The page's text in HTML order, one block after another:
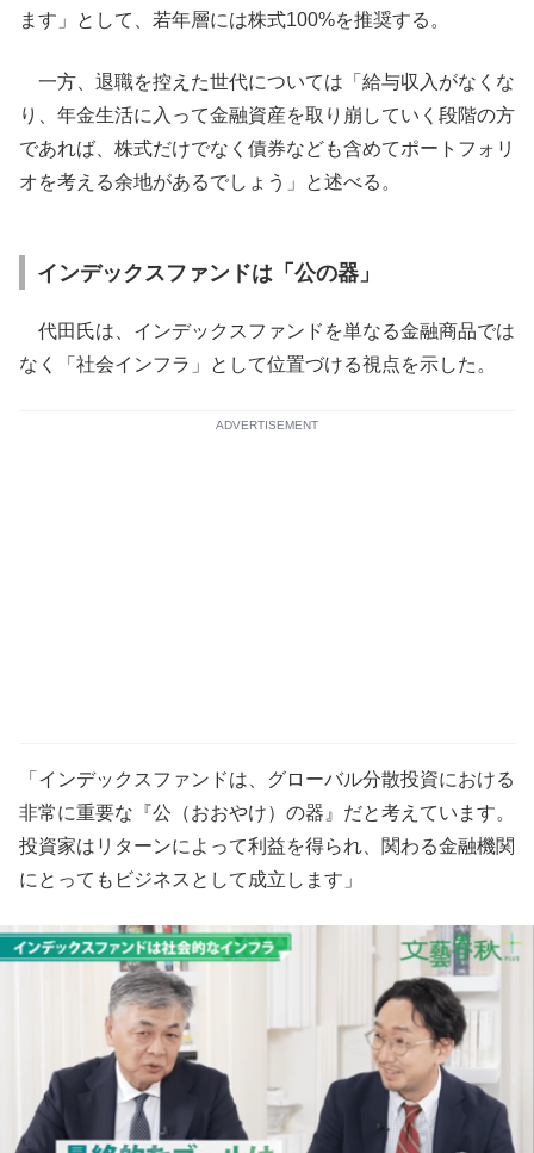
ます」として、若年層には株式100%を推奨する。
一方、退職を控えた世代については「給与収入がなくな
り、年金生活に入って金融資産を取り崩していく段階の方
であれば、株式だけでなく債券なども含めてポートフォリ
オを考える余地があるでしょう」と述べる。
インデックスファンドは「公の器」
代田氏は、インデックスファンドを単なる金融商品では
なく「社会インフラ」として位置づける視点を示した。
ADVERTISEMENT
「インデックスファンドは、グローバル分散投資における
非常に重要な『公（おおやけ）の器』だと考えています。
投資家はリターンによって利益を得られ、関わる金融機関
にとってもビジネスとして成立します」